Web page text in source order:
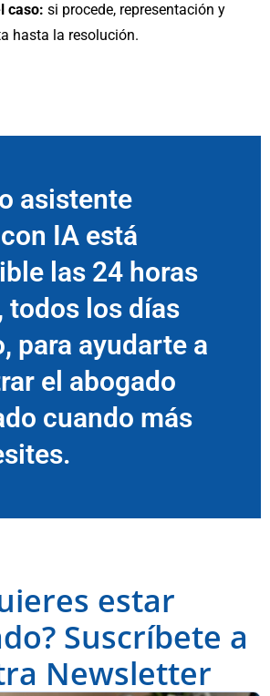
caso: si procede, representación y
hasta la resolución.
asistente
IA está
las 24 horas
todos los días
para ayudarte a
el abogado
cuando más
estar
Suscríbete a
Newsletter